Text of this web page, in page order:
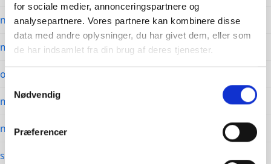
for sociale medier, annonceringspartnere og
analysepartnere. Vores partnere kan kombinere disse
data med andre oplysninger, du har givet dem, eller som
de har indsamlet fra din brug af deres tjenester.
Nødvendig
Præferencer
november 2020
marts 2020
oktober 2019
marts 2019
november 2018
september 2018